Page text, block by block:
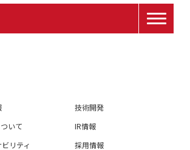
技術開発
いて
IR情報
リティ
採用情報